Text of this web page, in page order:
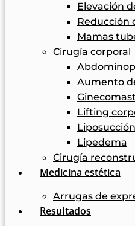
Elevación
Reducción
Mamas
Cirugía corporal
Aumento
Lifting
Liposucción
Lipedema
Cirugía
Medicina estética
Arrugas de
Resultados